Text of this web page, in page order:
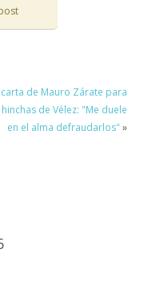
carta de Mauro Zárate para
de Vélez: "Me duele
en el alma defraudarlos" »